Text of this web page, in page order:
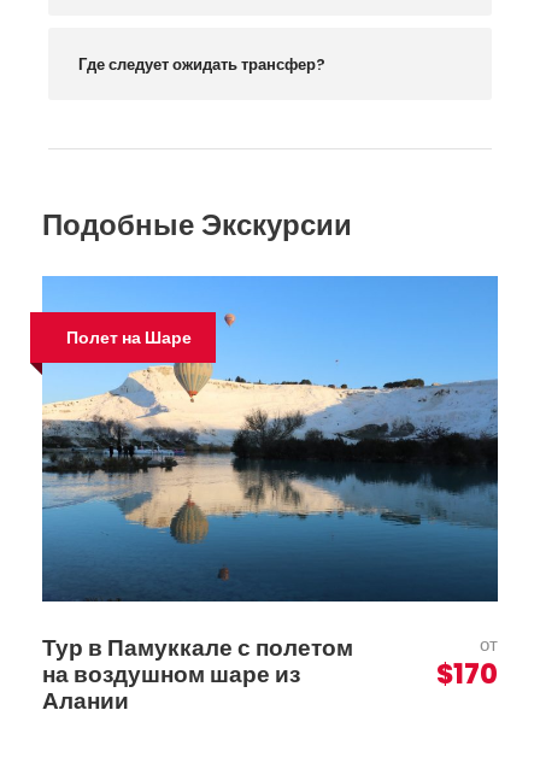
Где следует ожидать трансфер?
Подобные Экскурсии
Полет на Шаре
Тур в Памуккале с полетом
на воздушном шаре из
Алании
от
$170